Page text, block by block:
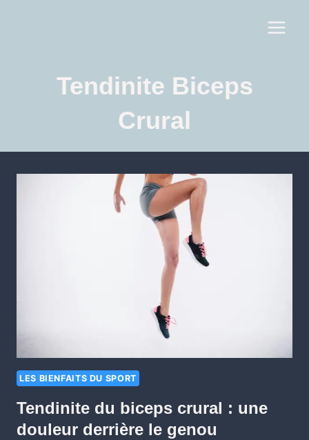
Tendinite Biceps
Crural
LES BIENFAITS DU SPORT
Tendinite du biceps crural : une
douleur derrière le genou